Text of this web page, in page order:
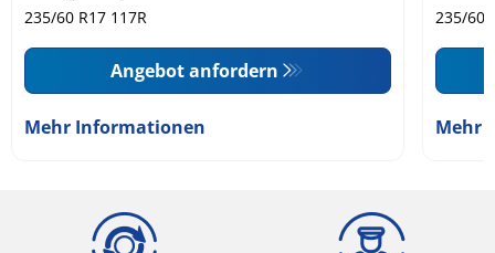
235/60 R17 117R
Angebot anfordern
Mehr Informationen
235/60
Mehr